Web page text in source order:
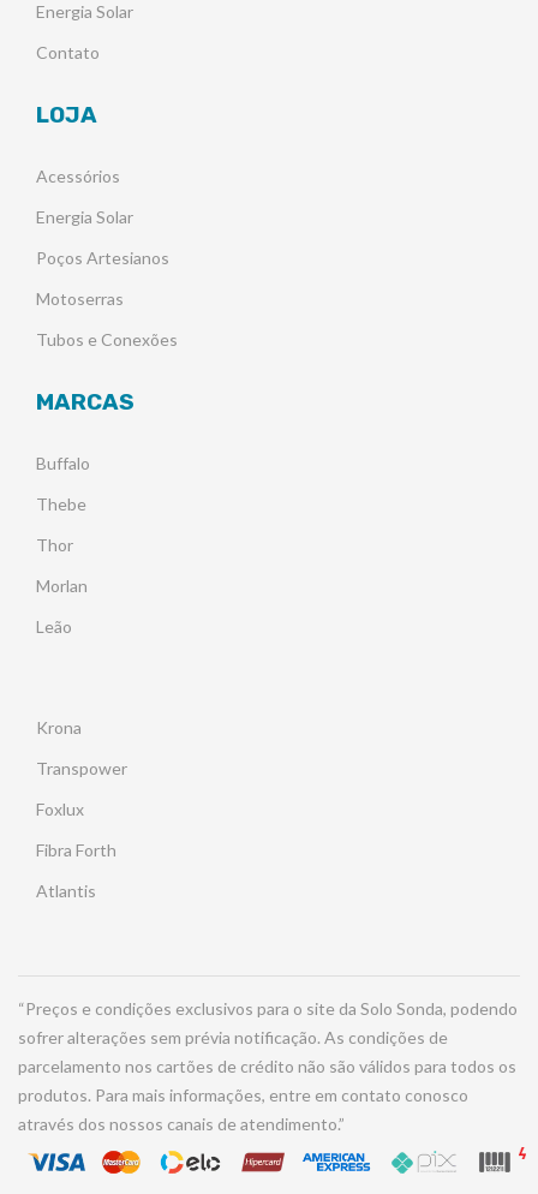
Energia Solar
Contato
LOJA
Acessórios
Energia Solar
Poços Artesianos
Motoserras
Tubos e Conexões
MARCAS
Buffalo
Thebe
Thor
Morlan
Leão
Krona
Transpower
Foxlux
Fibra Forth
Atlantis
“Preços e condições exclusivos para o site da Solo Sonda, podendo
sofrer alterações sem prévia notificação. As condições de
parcelamento nos cartões de crédito não são válidos para todos os
produtos. Para mais informações, entre em contato conosco
através dos nossos canais de atendimento.”